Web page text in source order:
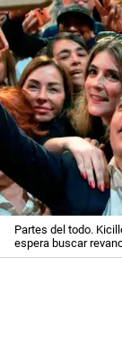
Partes del todo.
espera buscar